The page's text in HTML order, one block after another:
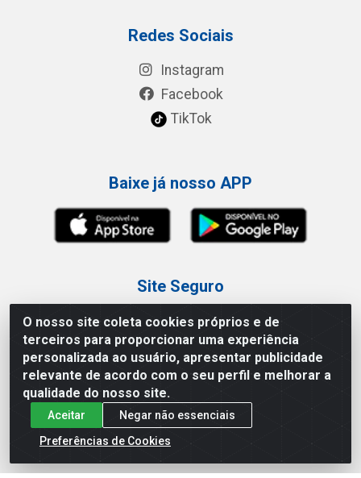
O nosso site coleta cookies próprios e de
terceiros para proporcionar uma experiência
personalizada ao usuário, apresentar publicidade
relevante de acordo com o seu perfil e melhorar a
qualidade do nosso site.
Aceitar
Negar não essenciais
Preferências de Cookies
Redes Sociais
Instagram
Facebook
TikTok
Baixe já nosso APP
Site Seguro
Loja / Showroom
Tel.: (11) 3227-0546
Av Vautier, 587/597 - Pari - São Paulo/SP